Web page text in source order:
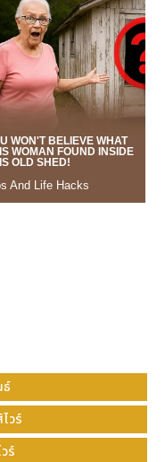
รผู้ทรงคุณวุฒิ นำโดย
อกแบบ นักวิจัย และที่
ประดับและศิลปะ, นาย
บรนด์และดีไซน์เนอร์
กิติภัทร ยงค์พีระกุล,
การในการประกวด
อันดับ 1 ได้แก่ทีม
รงบันดาลใจจาก
มตรีที่ดีต่อกัน จึงเป็น
งใจได้ "Rice" เป็น
นั้น "Rericeable" มี
หนุนมาอย่างยาวนาน
ธ์
วร์
ร์